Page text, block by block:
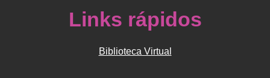
Links rápidos
Biblioteca Virtual